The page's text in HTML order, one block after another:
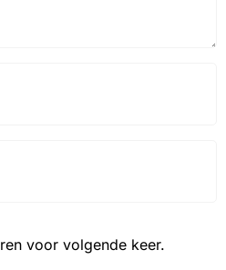
voor volgende keer.